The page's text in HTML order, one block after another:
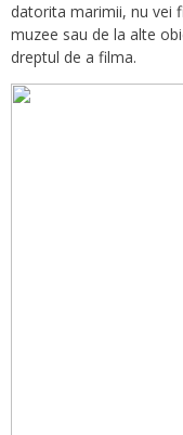
datorita marimii, nu vei
muzee sau de la alte
dreptul de a filma.